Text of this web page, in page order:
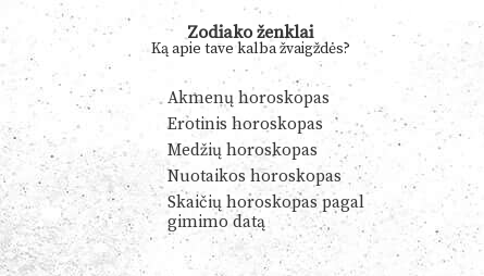
Zodiako ženklai
Ką apie tave kalba žvaigždės?
Akmenų horoskopas
Erotinis horoskopas
Medžių horoskopas
Nuotaikos horoskopas
Skaičių horoskopas pagal
gimimo datą